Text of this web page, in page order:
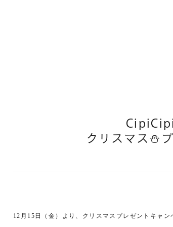
クリスマス⛄
12月15日（金）より、クリスマスプレゼントキャン